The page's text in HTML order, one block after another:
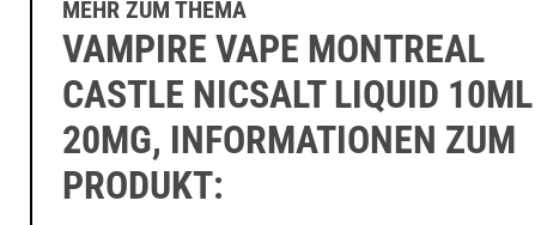
MEHR ZUM THEMA
VAMPIRE VAPE MONTREAL
CASTLE NICSALT LIQUID
20MG, INFORMATIONEN ZUM
PRODUKT: